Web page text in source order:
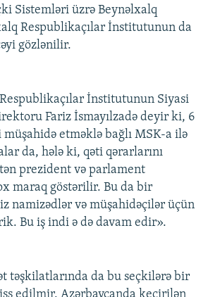
Sistemləri üzrə Beynəlxalq
Respublikaçılar İnstitutunun da
gözlənilir.
İnstitutunun Siyasi
Fariz İsmayılzadə deyir ki, 6
etməklə bağlı MSK-a ilə
da, hələ ki, qəti qərarlarını
prezident və parlament
maraq göstərilir. Bu da bir
namizədlər və müşahidəçilər üçün
Bu iş indi ə də davam edir».
təşkilatlarında da bu seçkilərə bir